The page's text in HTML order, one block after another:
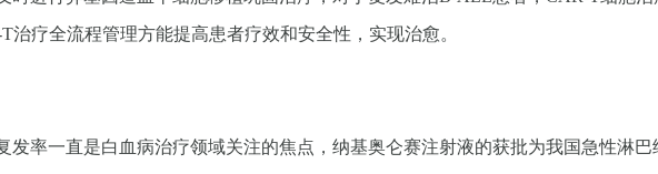
治疗全流程管理方能提高患者疗效和安全性，实现治愈。
发率一直是白血病治疗领域关注的焦点，纳基奥仑赛注射液的获批为我国急性淋